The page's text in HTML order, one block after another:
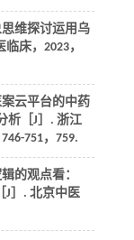
维探讨运用乌
临床， 2023，
云平台的中药
析［J］. 浙江
751，759.
的观点看：
J］. 北京中医